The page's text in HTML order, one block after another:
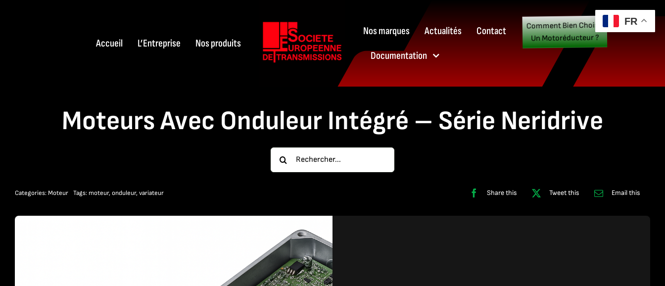
Accueil L’Entreprise Nos produits
Nos marques Actualités
Contact
Documentation
Comment Bien Choisir
Un Motoréducteur ?
Moteurs Avec Onduleur Intégré – Série Neridrive
Rechercher:
Categories: Moteur Tags: moteur, onduleur, variateur Share this Tweet this Email this
FR